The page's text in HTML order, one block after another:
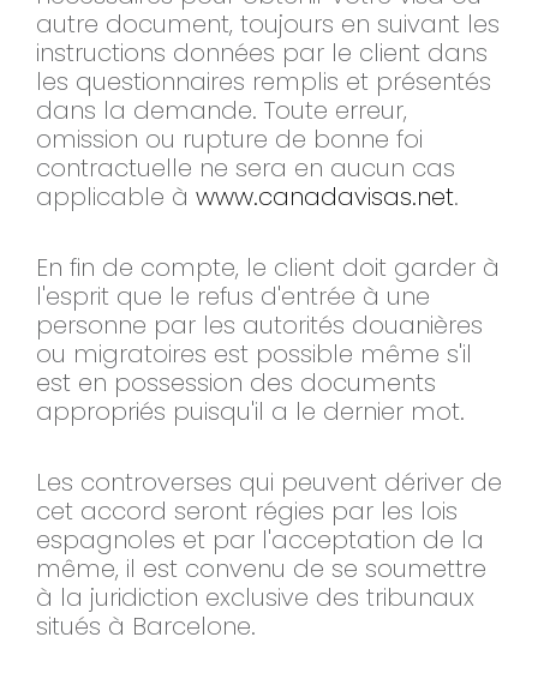
autre document, toujours en suivant les
instructions données par le client dans
les questionnaires remplis et présentés
dans la demande. Toute erreur,
omission ou rupture de bonne foi
contractuelle ne sera en aucun cas
applicable à www.canadavisas.net.
En fin de compte, le client doit garder à
l'esprit que le refus d'entrée à une
personne par les autorités douanières
ou migratoires est possible même s'il
est en possession des documents
appropriés puisqu'il a le dernier mot.
Les controverses qui peuvent dériver de
cet accord seront régies par les lois
espagnoles et par l'acceptation de la
même, il est convenu de se soumettre
à la juridiction exclusive des tribunaux
situés à Barcelone.